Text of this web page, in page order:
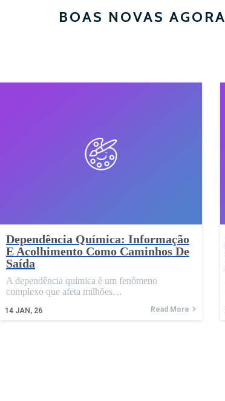
BOAS NOVAS AGORA
Dependência Química: Informação
E Acolhimento Como Caminhos De
Saída
14 JAN, 26
A dependência química é um fenômeno
complexo que afeta milhões…
Read More